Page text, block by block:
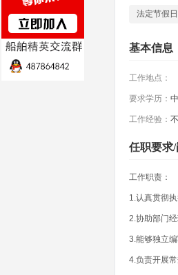
法定节假
基本信息
工作地点：
要求学历：
工作经验：
任职要求
工作职责：
1.认真贯彻
2.协助部门
3.能够独立
4.负责开展